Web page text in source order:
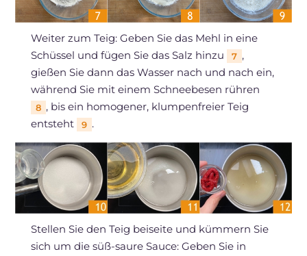
Weiter zum Teig: Geben Sie das Mehl in eine
Schüssel und fügen Sie das Salz hinzu
7 ,
gießen Sie dann das Wasser nach und nach ein,
während Sie mit einem Schneebesen rühren
8 , bis ein homogener, klumpenfreier Teig
entsteht
9 .
Stellen Sie den Teig beiseite und kümmern Sie
sich um die süß-saure Sauce: Geben Sie in